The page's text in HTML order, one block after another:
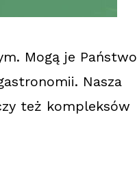
Mogą je Państwo
Nasza
też kompleksów